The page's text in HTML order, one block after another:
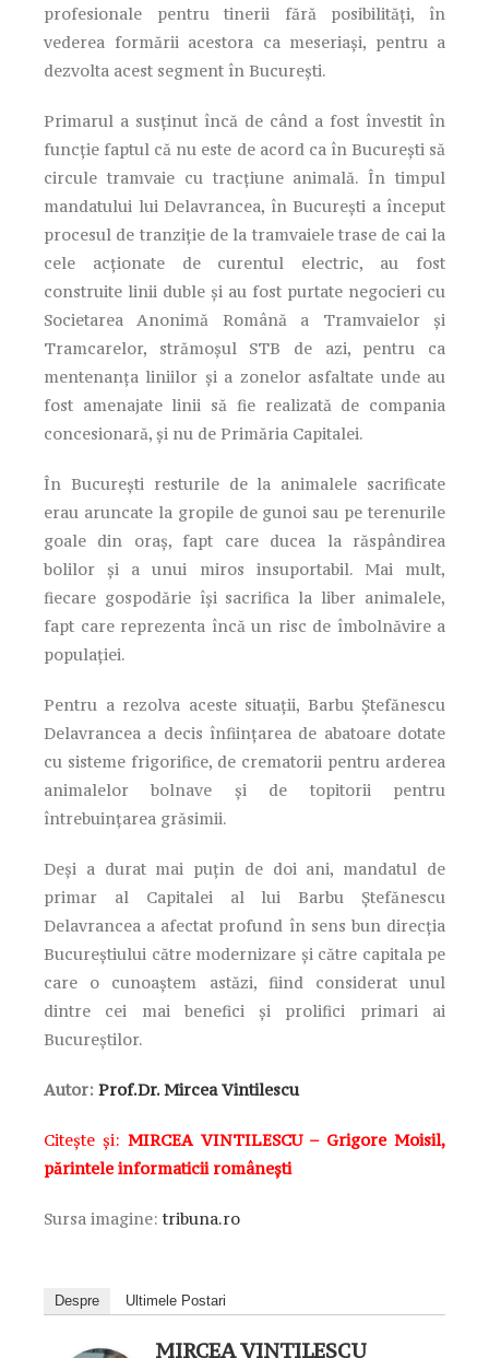
profesionale pentru tinerii fără posibilități, în
vederea formării acestora ca meseriași, pentru a
dezvolta acest segment în București.
Primarul a susținut încă de când a fost învestit în
funcție faptul că nu este de acord ca în București să
circule tramvaie cu tracțiune animală. În timpul
mandatului lui Delavrancea, în București a început
procesul de tranziție de la tramvaiele trase de cai la
cele acționate de curentul electric, au fost
construite linii duble și au fost purtate negocieri cu
Societarea Anonimă Română a Tramvaielor și
Tramcarelor, strămoșul STB de azi, pentru ca
mentenanța liniilor și a zonelor asfaltate unde au
fost amenajate linii să fie realizată de compania
concesionară, și nu de Primăria Capitalei.
În București resturile de la animalele sacrificate
erau aruncate la gropile de gunoi sau pe terenurile
goale din oraș, fapt care ducea la răspândirea
bolilor și a unui miros insuportabil. Mai mult,
fiecare gospodărie își sacrifica la liber animalele,
fapt care reprezenta încă un risc de îmbolnăvire a
populației.
Pentru a rezolva aceste situații, Barbu Ștefănescu
Delavrancea a decis înființarea de abatoare dotate
cu sisteme frigorifice, de crematorii pentru arderea
animalelor bolnave și de topitorii pentru
întrebuințarea grăsimii.
Deși a durat mai puțin de doi ani, mandatul de
primar al Capitalei al lui Barbu Ștefănescu
Delavrancea a afectat profund în sens bun direcția
Bucureștiului către modernizare și către capitala pe
care o cunoaștem astăzi, fiind considerat unul
dintre cei mai benefici și prolifici primari ai
Bucureștilor.
Autor: Prof.Dr. Mircea Vintilescu
Citește și: MIRCEA VINTILESCU – Grigore Moisil,
părintele informaticii românești
Sursa imagine:tribuna.ro
Despre Ultimele Postari
MIRCEA VINTILESCU